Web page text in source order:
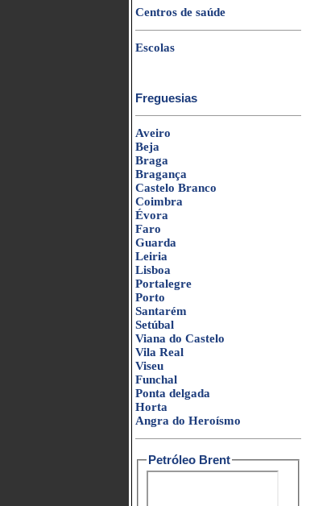
Centros de saúde
Escolas
Freguesias
Aveiro
Beja
Braga
Bragança
Castelo Branco
Coimbra
Évora
Faro
Guarda
Leiria
Lisboa
Portalegre
Porto
Santarém
Setúbal
Viana do Castelo
Vila Real
Viseu
Funchal
Ponta delgada
Horta
Angra do Heroísmo
Petróleo Brent